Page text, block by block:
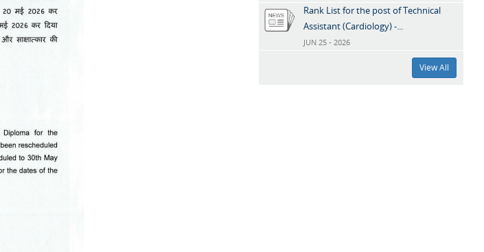
Rank List for the post of Technical
Assistant (Cardiology) -...
JUN 25 - 2026
View All